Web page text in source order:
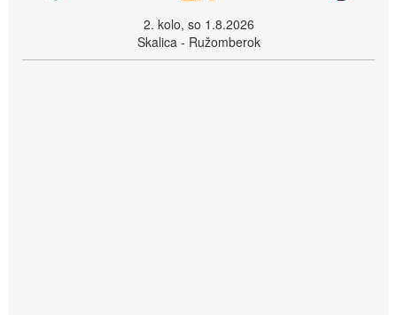
2. kolo, so 1.8.2026
Skalica - Ružomberok